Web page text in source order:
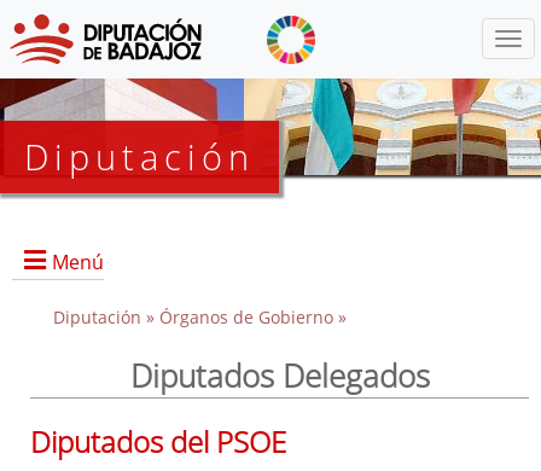
Diputación
Menú
Grupos Políticos
Diputación » Órganos de Gobierno »
Diputados Delegados
Diputados del PSOE